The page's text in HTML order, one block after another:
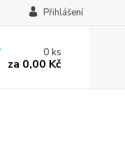
Přihlášení
0ks
za 0,00 Kč